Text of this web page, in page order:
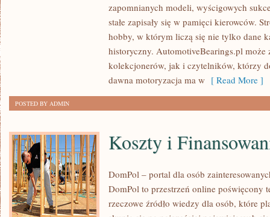
zapomnianych modeli, wyścigowych
stałe zapisały się w pamięci kierowców.
hobby, w którym liczą się nie tylko dane
historyczny. AutomotiveBearings.pl może
kolekcjonerów, jak i czytelników, którzy
dawna motoryzacja ma w [ Read More ]
POSTED BY ADMIN
Koszty i
DomPol – portal dla osób
DomPol to przestrzeń online poświęcony
rzeczowe źródło wiedzy dla osób, które